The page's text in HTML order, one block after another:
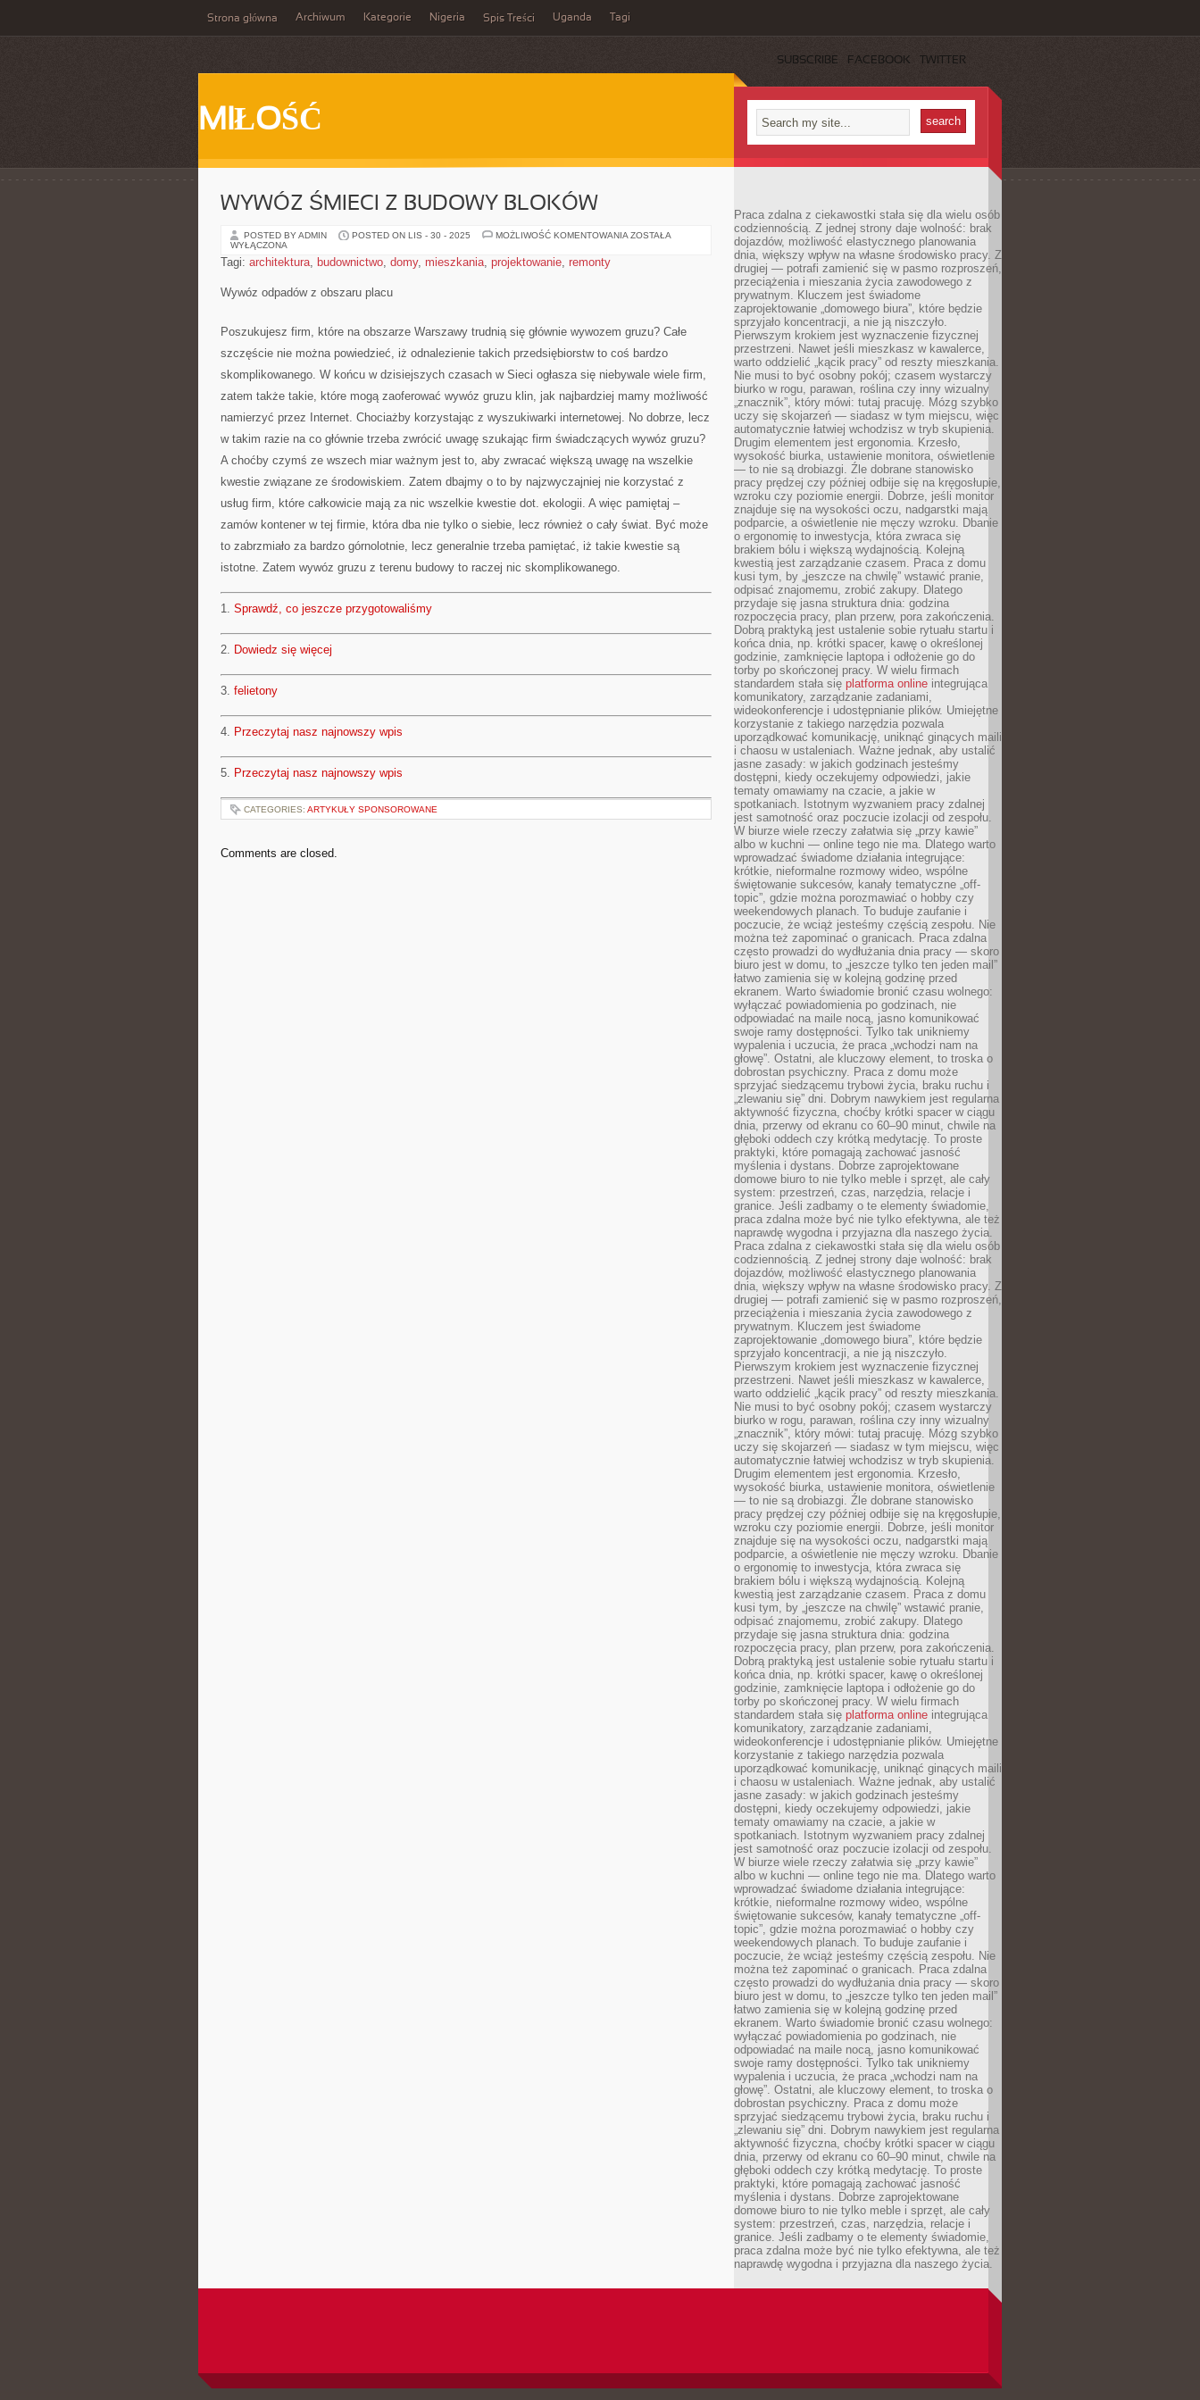
Strona główna Archiwum Kategorie Nigeria Spis Treści Uganda Tagi
SUBSCRIBE FACEBOOK TWITTER
MIŁOŚĆ
WYWÓZ ŚMIECI Z BUDOWY BLOKÓW
POSTED BY ADMIN POSTED ON LIS - 30 - 2025 MOŻLIWOŚĆ KOMENTOWANIA WYWÓZ
ZOSTAŁA
WYŁĄCZONA
Tagi: architektura, budownictwo, domy, mieszkania, projektowanie, remonty
Wywóz odpadów z obszaru placu
Poszukujesz firm, które na obszarze Warszawy trudnią się głównie wywozem gruzu? Całe
szczęście nie można powiedzieć, iż odnalezienie takich przedsiębiorstw to coś bardzo
skomplikowanego. W końcu w dzisiejszych czasach w Sieci ogłasza się niebywale wiele firm,
zatem także takie, które mogą zaoferować wywóz gruzu klin, jak najbardziej mamy możliwość
namierzyć przez Internet. Chociażby korzystając z wyszukiwarki internetowej. No dobrze, lecz
w takim razie na co głównie trzeba zwrócić uwagę szukając firm świadczących wywóz gruzu?
A choćby czymś ze wszech miar ważnym jest to, aby zwracać większą uwagę na wszelkie
kwestie związane ze środowiskiem. Zatem dbajmy o to by najzwyczajniej nie korzystać z
usług firm, które całkowicie mają za nic wszelkie kwestie dot. ekologii. A więc pamiętaj –
zamów kontener w tej firmie, która dba nie tylko o siebie, lecz również o cały świat. Być może
to zabrzmiało za bardzo górnolotnie, lecz generalnie trzeba pamiętać, iż takie kwestie są
istotne. Zatem wywóz gruzu z terenu budowy to raczej nic skomplikowanego.
1. Sprawdź, co jeszcze przygotowaliśmy
2. Dowiedz się więcej
3. felietony
4. Przeczytaj nasz najnowszy wpis
5. Przeczytaj nasz najnowszy wpis
CATEGORIES: ARTYKUŁY SPONSOROWANE
Comments are closed.
Praca zdalna z ciekawostki stała się dla wielu osób
codziennością. Z jednej strony daje wolność: brak
dojazdów, możliwość elastycznego planowania
dnia, większy wpływ na własne środowisko pracy. Z
drugiej — potrafi zamienić się w pasmo rozproszeń,
przeciążenia i mieszania życia zawodowego z
prywatnym. Kluczem jest świadome
zaprojektowanie „domowego biura”, które będzie
sprzyjało koncentracji, a nie ją niszczyło.
Pierwszym krokiem jest wyznaczenie fizycznej
przestrzeni. Nawet jeśli mieszkasz w kawalerce,
warto oddzielić „kącik pracy” od reszty mieszkania.
Nie musi to być osobny pokój; czasem wystarczy
biurko w rogu, parawan, roślina czy inny wizualny
„znacznik”, który mówi: tutaj pracuję. Mózg szybko
uczy się skojarzeń — siadasz w tym miejscu, więc
automatycznie łatwiej wchodzisz w tryb skupienia.
Drugim elementem jest ergonomia. Krzesło,
wysokość biurka, ustawienie monitora, oświetlenie
— to nie są drobiazgi. Źle dobrane stanowisko
pracy prędzej czy później odbije się na kręgosłupie,
wzroku czy poziomie energii. Dobrze, jeśli monitor
znajduje się na wysokości oczu, nadgarstki mają
podparcie, a oświetlenie nie męczy wzroku. Dbanie
o ergonomię to inwestycja, która zwraca się
brakiem bólu i większą wydajnością. Kolejną
kwestią jest zarządzanie czasem. Praca z domu
kusi tym, by „jeszcze na chwilę” wstawić pranie,
odpisać znajomemu, zrobić zakupy. Dlatego
przydaje się jasna struktura dnia: godzina
rozpoczęcia pracy, plan przerw, pora zakończenia.
Dobrą praktyką jest ustalenie sobie rytuału startu i
końca dnia, np. krótki spacer, kawę o określonej
godzinie, zamknięcie laptopa i odłożenie go do
torby po skończonej pracy. W wielu firmach
standardem stała się platforma online integrująca
komunikatory, zarządzanie zadaniami,
wideokonferencje i udostępnianie plików. Umiejętne
korzystanie z takiego narzędzia pozwala
uporządkować komunikację, uniknąć ginących maili
i chaosu w ustaleniach. Ważne jednak, aby ustalić
jasne zasady: w jakich godzinach jesteśmy
dostępni, kiedy oczekujemy odpowiedzi, jakie
tematy omawiamy na czacie, a jakie w
spotkaniach. Istotnym wyzwaniem pracy zdalnej
jest samotność oraz poczucie izolacji od zespołu.
W biurze wiele rzeczy załatwia się „przy kawie”
albo w kuchni — online tego nie ma. Dlatego warto
wprowadzać świadome działania integrujące:
krótkie, nieformalne rozmowy wideo, wspólne
świętowanie sukcesów, kanały tematyczne „off-
topic”, gdzie można porozmawiać o hobby czy
weekendowych planach. To buduje zaufanie i
poczucie, że wciąż jesteśmy częścią zespołu. Nie
można też zapominać o granicach. Praca zdalna
często prowadzi do wydłużania dnia pracy — skoro
biuro jest w domu, to „jeszcze tylko ten jeden mail”
łatwo zamienia się w kolejną godzinę przed
ekranem. Warto świadomie bronić czasu wolnego:
wyłączać powiadomienia po godzinach, nie
odpowiadać na maile nocą, jasno komunikować
swoje ramy dostępności. Tylko tak unikniemy
wypalenia i uczucia, że praca „wchodzi nam na
głowę”. Ostatni, ale kluczowy element, to troska o
dobrostan psychiczny. Praca z domu może
sprzyjać siedzącemu trybowi życia, braku ruchu i
„zlewaniu się” dni. Dobrym nawykiem jest regularna
aktywność fizyczna, choćby krótki spacer w ciągu
dnia, przerwy od ekranu co 60–90 minut, chwile na
głęboki oddech czy krótką medytację. To proste
praktyki, które pomagają zachować jasność
myślenia i dystans. Dobrze zaprojektowane
domowe biuro to nie tylko meble i sprzęt, ale cały
system: przestrzeń, czas, narzędzia, relacje i
granice. Jeśli zadbamy o te elementy świadomie,
praca zdalna może być nie tylko efektywna, ale też
naprawdę wygodna i przyjazna dla naszego życia.
Praca zdalna z ciekawostki stała się dla wielu osób
codziennością. Z jednej strony daje wolność: brak
dojazdów, możliwość elastycznego planowania
dnia, większy wpływ na własne środowisko pracy. Z
drugiej — potrafi zamienić się w pasmo rozproszeń,
przeciążenia i mieszania życia zawodowego z
prywatnym. Kluczem jest świadome
zaprojektowanie „domowego biura”, które będzie
sprzyjało koncentracji, a nie ją niszczyło.
Pierwszym krokiem jest wyznaczenie fizycznej
przestrzeni. Nawet jeśli mieszkasz w kawalerce,
warto oddzielić „kącik pracy” od reszty mieszkania.
Nie musi to być osobny pokój; czasem wystarczy
biurko w rogu, parawan, roślina czy inny wizualny
„znacznik”, który mówi: tutaj pracuję. Mózg szybko
uczy się skojarzeń — siadasz w tym miejscu, więc
automatycznie łatwiej wchodzisz w tryb skupienia.
Drugim elementem jest ergonomia. Krzesło,
wysokość biurka, ustawienie monitora, oświetlenie
— to nie są drobiazgi. Źle dobrane stanowisko
pracy prędzej czy później odbije się na kręgosłupie,
wzroku czy poziomie energii. Dobrze, jeśli monitor
znajduje się na wysokości oczu, nadgarstki mają
podparcie, a oświetlenie nie męczy wzroku. Dbanie
o ergonomię to inwestycja, która zwraca się
brakiem bólu i większą wydajnością. Kolejną
kwestią jest zarządzanie czasem. Praca z domu
kusi tym, by „jeszcze na chwilę” wstawić pranie,
odpisać znajomemu, zrobić zakupy. Dlatego
przydaje się jasna struktura dnia: godzina
rozpoczęcia pracy, plan przerw, pora zakończenia.
Dobrą praktyką jest ustalenie sobie rytuału startu i
końca dnia, np. krótki spacer, kawę o określonej
godzinie, zamknięcie laptopa i odłożenie go do
torby po skończonej pracy. W wielu firmach
standardem stała się platforma online integrująca
komunikatory, zarządzanie zadaniami,
wideokonferencje i udostępnianie plików. Umiejętne
korzystanie z takiego narzędzia pozwala
uporządkować komunikację, uniknąć ginących maili
i chaosu w ustaleniach. Ważne jednak, aby ustalić
jasne zasady: w jakich godzinach jesteśmy
dostępni, kiedy oczekujemy odpowiedzi, jakie
tematy omawiamy na czacie, a jakie w
spotkaniach. Istotnym wyzwaniem pracy zdalnej
jest samotność oraz poczucie izolacji od zespołu.
W biurze wiele rzeczy załatwia się „przy kawie”
albo w kuchni — online tego nie ma. Dlatego warto
wprowadzać świadome działania integrujące:
krótkie, nieformalne rozmowy wideo, wspólne
świętowanie sukcesów, kanały tematyczne „off-
topic”, gdzie można porozmawiać o hobby czy
weekendowych planach. To buduje zaufanie i
poczucie, że wciąż jesteśmy częścią zespołu. Nie
można też zapominać o granicach. Praca zdalna
często prowadzi do wydłużania dnia pracy — skoro
biuro jest w domu, to „jeszcze tylko ten jeden mail”
łatwo zamienia się w kolejną godzinę przed
ekranem. Warto świadomie bronić czasu wolnego:
wyłączać powiadomienia po godzinach, nie
odpowiadać na maile nocą, jasno komunikować
swoje ramy dostępności. Tylko tak unikniemy
wypalenia i uczucia, że praca „wchodzi nam na
głowę”. Ostatni, ale kluczowy element, to troska o
dobrostan psychiczny. Praca z domu może
sprzyjać siedzącemu trybowi życia, braku ruchu i
„zlewaniu się” dni. Dobrym nawykiem jest regularna
aktywność fizyczna, choćby krótki spacer w ciągu
dnia, przerwy od ekranu co 60–90 minut, chwile na
głęboki oddech czy krótką medytację. To proste
praktyki, które pomagają zachować jasność
myślenia i dystans. Dobrze zaprojektowane
domowe biuro to nie tylko meble i sprzęt, ale cały
system: przestrzeń, czas, narzędzia, relacje i
granice. Jeśli zadbamy o te elementy świadomie,
praca zdalna może być nie tylko efektywna, ale też
naprawdę wygodna i przyjazna dla naszego życia.